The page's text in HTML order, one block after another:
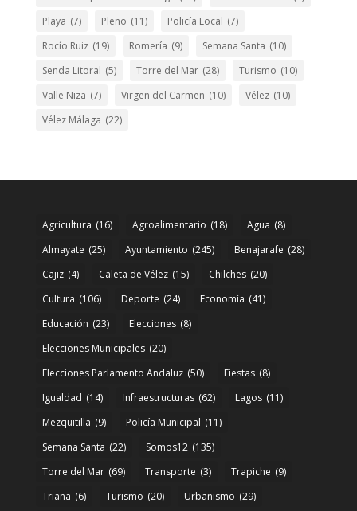
Playa (7) Pleno (11) Policía Local (7)
Rocío Ruiz (19) Romería (9) Semana Santa (10)
Senda Litoral (5) Torre del Mar (28) Turismo (10)
Valle Niza (7) Virgen del Carmen (10) Vélez (10)
Vélez Málaga (22)
Agricultura (16) Agroalimentario (18) Agua (8)
Almayate (25) Ayuntamiento (245) Benajarafe (28)
Cajiz (4) Caleta de Vélez (15) Chilches (20)
Cultura (106) Deporte (24) Economía (41)
Educación (23) Elecciones (8)
Elecciones Municipales (20)
Elecciones Parlamento Andaluz (50) Fiestas (8)
Igualdad (14) Infraestructuras (62) Lagos (11)
Mezquitilla (9) Policía Municipal (11)
Semana Santa (22) Somos12 (135)
Torre del Mar (69) Transporte (3) Trapiche (9)
Triana (6) Turismo (20) Urbanismo (29)